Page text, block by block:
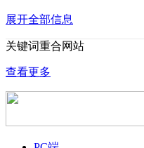
展开全部信息
关键词重合网站
查看更多